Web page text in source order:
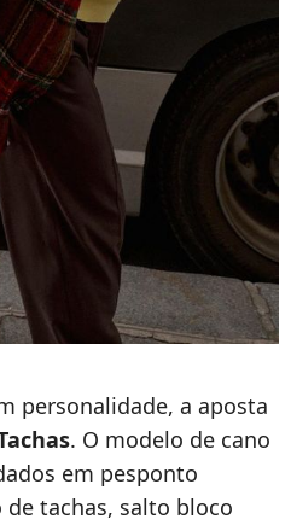
personalidade, a aposta
. O modelo de cano
em pesponto
tachas, salto bloco